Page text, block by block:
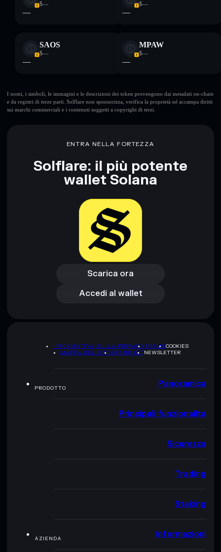
$—
—
$—
—
SAOS
$—
—
MPAW
$—
—
I nomi, i simboli, le immagini e le descrizioni dei token provengono dai metadati on-chain
e da registri di terze parti. Solflare non sponsorizza, verifica la proprietà né accampa diritti
sui marchi commerciali e i contenuti soggetti a copyright di terzi.
ENTRA NELLA FORTEZZA
Solflare: il più potente
wallet Solana
Scarica ora
Scarica ora
Accedi al wallet
Accedi al wallet
INFORMATIVA SULLA PRIVACYTERMSCOOKIES
MAPPA DEL SITOBRAND KITNEWSLETTER
PRODOTTO Panoramica
Principali funzionalità
Sicurezza
Trading
Staking
AZIENDA Informazioni